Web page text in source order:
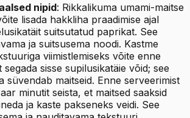
nipid: Rikkalikuma umami-maitse
lisada hakkliha praadimise ajal
suitsutatud paprikat. See
ja suitsusema noodi. Kastme
viimistlemiseks võite enne
segada sisse supilusikatäie võid; see
süvendab maitseid. Enne serveerimist
minutit seista, et maitsed saaksid
ja kaste pakseneks veidi. See